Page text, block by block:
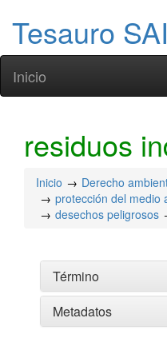
Tesauro
Inicio
residuos
Inicio
Derecho
protección del medio
desechos peligrosos
Término
Metadatos